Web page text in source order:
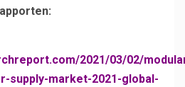
2021/03/02/
supply-market-2021-global-